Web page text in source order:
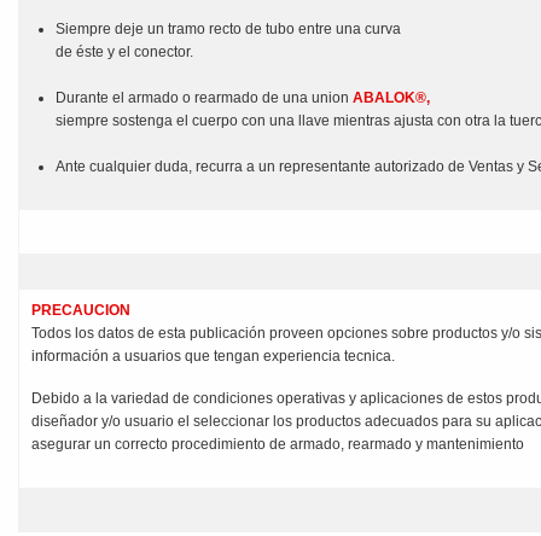
Siempre deje un tramo recto de tubo entre una curva
de éste y el conector.
Durante el armado o rearmado de una union ABALOK®,
siempre sostenga el cuerpo con una llave mientras ajusta con otra la
Ante cualquier duda, recurra a un representante autorizado de Ventas y
PRECAUCION
Todos los datos de esta publicación proveen opciones sobre productos y/o
información a usuarios que tengan experiencia tecnica.
Debido a la variedad de condiciones operativas y aplicaciones de estos
diseñador y/o usuario el seleccionar los productos adecuados para su
asegurar un correcto procedimiento de armado, rearmado y mantenimiento